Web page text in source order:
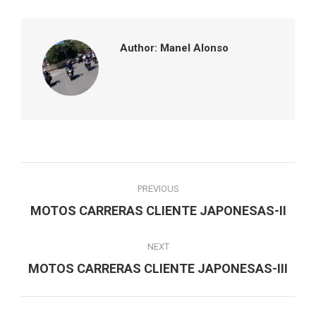
Author: Manel Alonso
navigation
PREVIOUS
Previous
MOTOS CARRERAS CLIENTE JAPONESAS-II
NEXT
Next
MOTOS CARRERAS CLIENTE JAPONESAS-III